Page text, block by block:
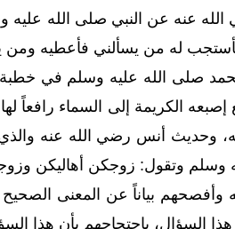
عنه عن النبي صلى الله عليه
فأستجب له من يسألني فأعطيه
صلى الله عليه وسلم في خطبة
الكريمة إلى السماء
وحديث أنس رضي الله عنه
وسلم وتقول: زوجكن أهاليكن
بياناً عن المعنى الصحيح
السؤال، باحتجاجهم بأن هذا